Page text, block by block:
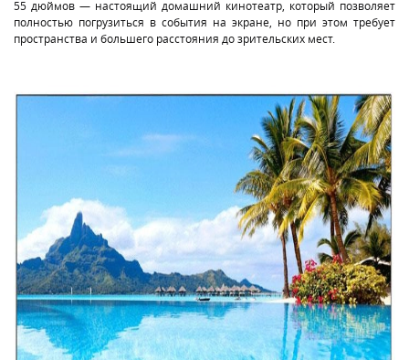
55 дюймов — настоящий домашний кинотеатр, который позволяет
полностью погрузиться в события на экране, но при этом требует
пространства и большего расстояния до зрительских мест.